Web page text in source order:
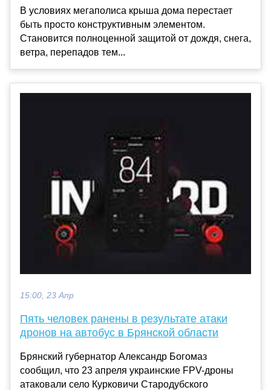
В условиях мегаполиса крыша дома перестает
быть просто конструктивным элементом.
Становится полноценной защитой от дождя, снега,
ветра, перепадов тем...
15:00, 23 Апр
Пять человек ранены в результате атаки
дронов на автобус в Брянской области
Брянский губернатор Александр Богомаз
сообщил, что 23 апреля украинские FPV-дроны
атаковали село Курковичи Стародубского